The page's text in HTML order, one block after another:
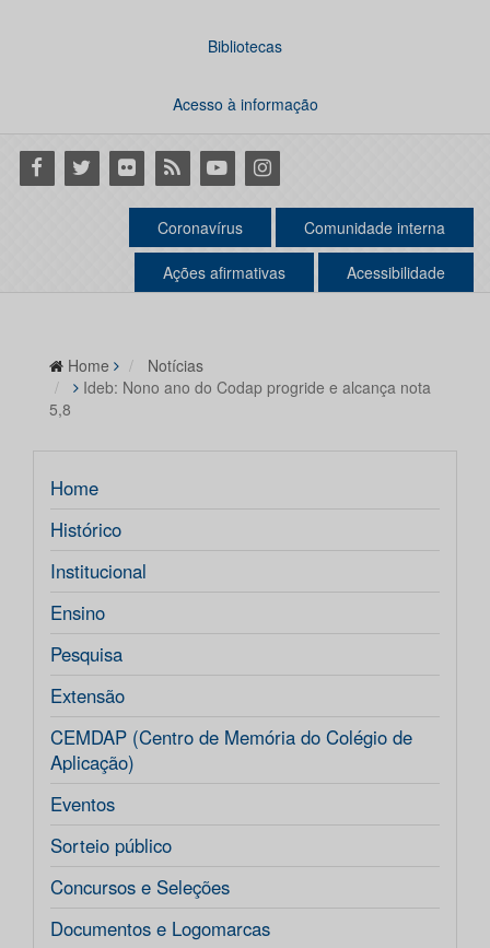
Bibliotecas
Acesso à informação
Facebook
Twitter Flickr RSS YoutubeInstagram
Coronavírus Comunidade interna
Ações afirmativas Acessibilidade
Home
Notícias
Ideb: Nono ano do Codap progride e alcança nota
5,8
Home
Histórico
Institucional
Ensino
Pesquisa
Extensão
CEMDAP (Centro de Memória do Colégio de
Aplicação)
Eventos
Sorteio público
Concursos e Seleções
Documentos e Logomarcas